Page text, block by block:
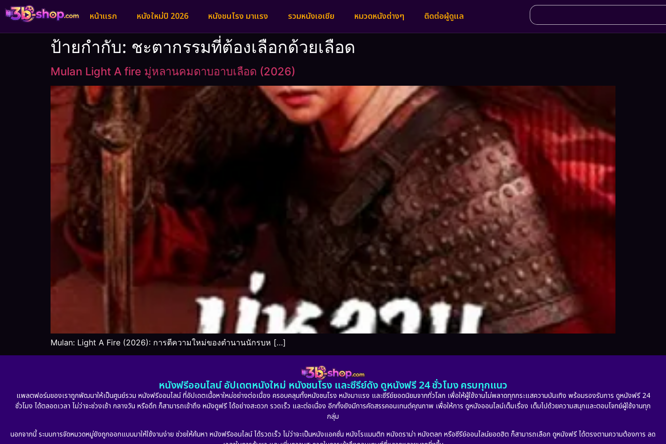
หน้าแรก หนังใหม่ปี 2026 หนังชนโรง มาแรง รวมหนังเอเชีย หมวดหนังต่างๆ ติดต่อผู้ดูแล
ป้ายกำกับ: ชะตากรรมที่ต้องเลือกด้วยเลือด
Mulan Light A fire มู่หลานคมดาบอาบเลือด (2026)
Mulan: Light A Fire (2026): การตีความใหม่ของตำนานนักรบห […]
หนังฟรีออนไลน์ อัปเดตหนังใหม่ หนังชนโรง และซีรีย์ดัง ดูหนังฟรี 24 ชั่วโมง ครบทุกแนว
แพลตฟอร์มของเราถูกพัฒนาให้เป็นศูนย์รวม หนังฟรีออนไลน์ ที่อัปเดตเนื้อหาใหม่อย่างต่อเนื่อง ครอบคลุมทั้งหนังชนโรง หนังมาแรง และซีรีย์ยอดนิยมจากทั่วโลก เพื่อให้ผู้ใช้งานไม่พลาดทุกกระแสความบันเทิง พร้อมรองรับการ ดูหนังฟรี 24
ชั่วโมง ได้ตลอดเวลา ไม่ว่าจะช่วงเช้า กลางวัน หรือดึก ก็สามารถเข้าถึง หนังดูฟรี ได้อย่างสะดวก รวดเร็ว และต่อเนื่อง อีกทั้งยังมีการคัดสรรคอนเทนต์คุณภาพ เพื่อให้การ ดูหนังออนไลน์เต็มเรื่อง เต็มไปด้วยความสนุกและตอบโจทย์ผู้ใช้งานทุก
กลุ่ม
นอกจากนี้ ระบบการจัดหมวดหมู่ยังถูกออกแบบมาให้ใช้งานง่าย ช่วยให้ค้นหา หนังฟรีออนไลน์ ได้รวดเร็ว ไม่ว่าจะเป็นหนังแอคชั่น หนังโรแมนติก หนังดราม่า หนังตลก หรือซีรีย์ออนไลน์ยอดฮิต ก็สามารถเลือก ดูหนังฟรี ได้ตรงตามความต้องการ ลด